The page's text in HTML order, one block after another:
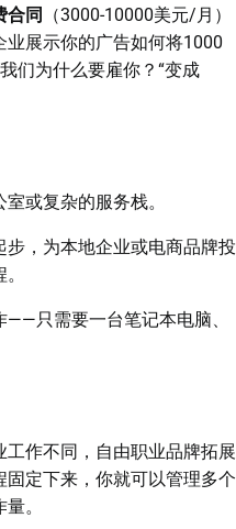
合同
（3000-10000美元/月）
展示你的广告如何将1000
们为什么要雇你？“变成
或复杂的服务栈。
，为本地企业或电商品牌投
只需要一台笔记本电脑、
作不同，自由职业品牌拓展
定下来，你就可以管理多个
。